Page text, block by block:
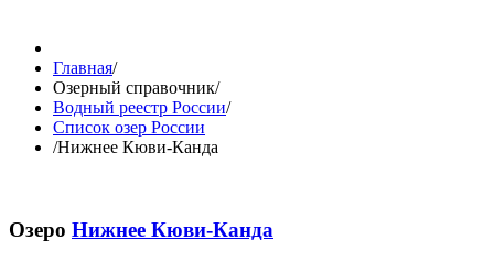
Главная/
Озерный справочник/
Водный реестр России/
Список озер России
/Нижнее Кюви-Канда
Озеро Нижнее Кюви-Канда